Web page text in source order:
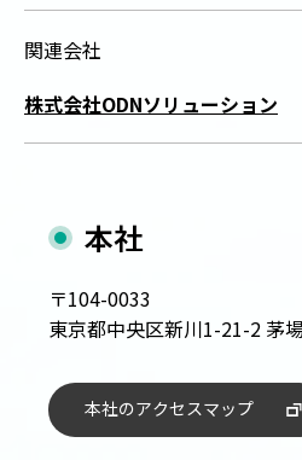
関連会社
株式会社ODNソリューション
本社
〒104-0033
東京都中央区新川1-21-2 茅
本社のアクセスマップ